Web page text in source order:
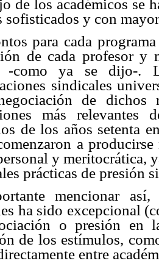
de los académicos se
sofisticados y con
para cada
de cada profesor y
-como ya se dijo-.
sindicales
de dichos
más relevantes
de los años setenta
a
y meritocrática,
prácticas de presión
mencionar
ha sido excepcional
o presión en
de los estímulos,
entre